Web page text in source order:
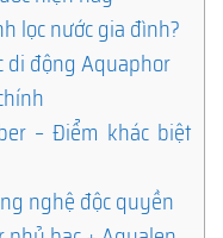
lọc nước gia đình?
di động Aquaphor
– Điểm khác biệt
nghệ độc quyền